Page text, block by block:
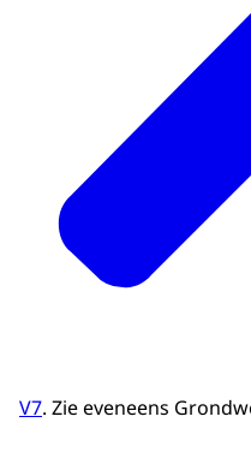
V7. Zie eveneens